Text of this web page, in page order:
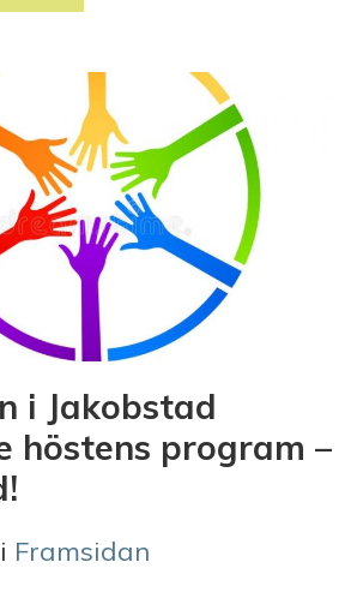
i Jakobstad
höstens program –
Framsidan